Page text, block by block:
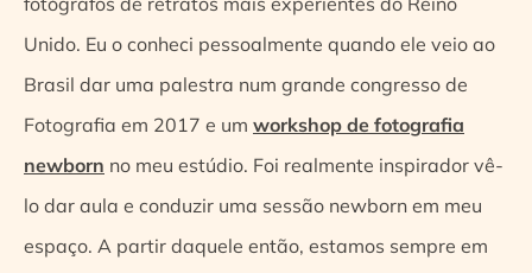
Unido. Eu o conheci pessoalmente quando ele veio ao
Brasil dar uma palestra num grande congresso de
Fotografia em 2017 e um workshop de fotografia
newborn no meu estúdio. Foi realmente inspirador vê-
lo dar aula e conduzir uma sessão newborn em meu
espaço. A partir daquele então, estamos sempre em